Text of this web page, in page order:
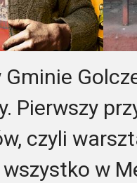
Pierwszy
czyli
w